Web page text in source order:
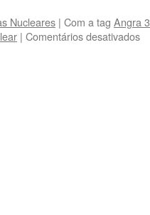
Nucleares | Com a tag Angra 3
| Comentários desativados